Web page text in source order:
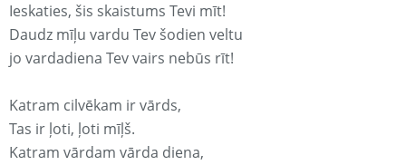
Ieskaties, šis skaistums Tevi mīt!
Daudz mīļu vardu Tev šodien veltu
jo vardadiena Tev vairs nebūs rīt!
Katram cilvēkam ir vārds,
Tas ir ļoti, ļoti mīļš.
Katram vārdam vārda diena,